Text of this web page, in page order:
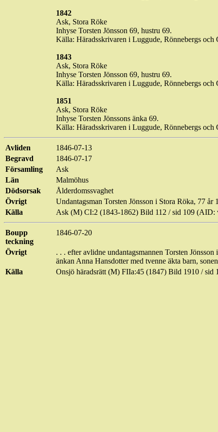
1842
Ask, Stora Röke
Inhyse Torsten Jönsson 69, hustru 69.
Källa: Häradsskrivaren i Luggude, Rönnebergs och
1843
Ask, Stora Röke
Inhyse Torsten Jönsson 69, hustru 69.
Källa: Häradsskrivaren i Luggude, Rönnebergs och
1851
Ask, Stora Röke
Inhyse Torsten Jönssons änka 69.
Källa: Häradsskrivaren i Luggude, Rönnebergs och
Avliden
1846-07-13
Begravd
1846-07-17
Församling
Ask
Län
Malmöhus
Dödsorsak
Ålderdomssvaghet
Övrigt
Undantagsman Torsten Jönsson i Stora Röka, 77 år
Källa
Ask (M) CI:2 (1843-1862) Bild 112 / sid 109 (AID:
Boupp
teckning
1846-07-20
Övrigt
. . . efter avlidne undantagsmannen Torsten
änkan Anna Hansdotter med tvenne äkta barn,
Källa
Onsjö häradsrätt (M) FIIa:45 (1847) Bild 1910 /